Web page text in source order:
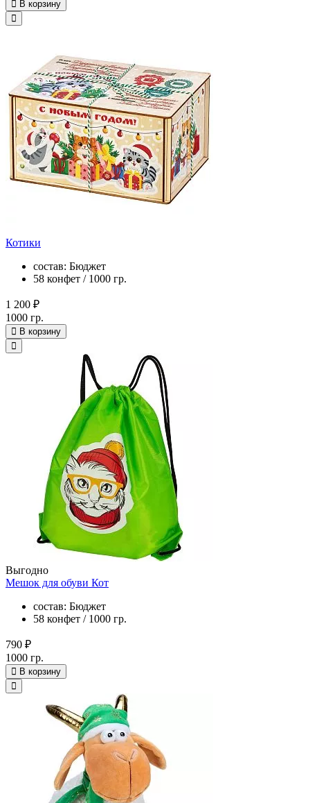
В корзину
Котики
состав: Бюджет
58 конфет / 1000 гр.
1 200 ₽
1000 гр.
В корзину
Выгодно
Мешок для обуви Кот
состав: Бюджет
58 конфет / 1000 гр.
790 ₽
1000 гр.
В корзину